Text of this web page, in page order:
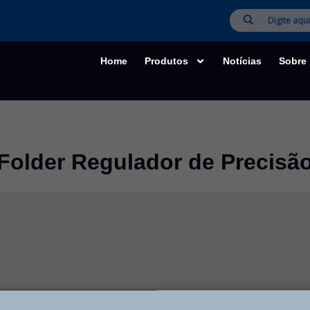
Home Produtos Notícias Sobre
Regulador de